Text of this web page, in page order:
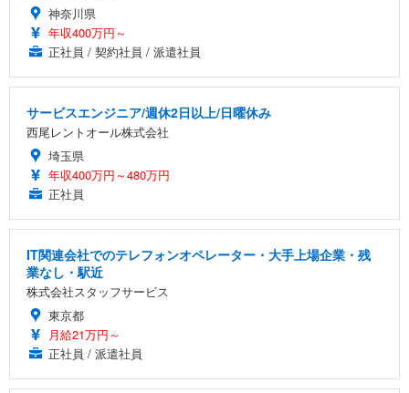
神奈川県
年収400万円～
正社員 / 契約社員 / 派遣社員
サービスエンジニア/週休2日以上/日曜休み
西尾レントオール株式会社
埼玉県
年収400万円～480万円
正社員
IT関連会社でのテレフォンオペレーター・大手上場企業・残
業なし・駅近
株式会社スタッフサービス
東京都
月給21万円～
正社員 / 派遣社員